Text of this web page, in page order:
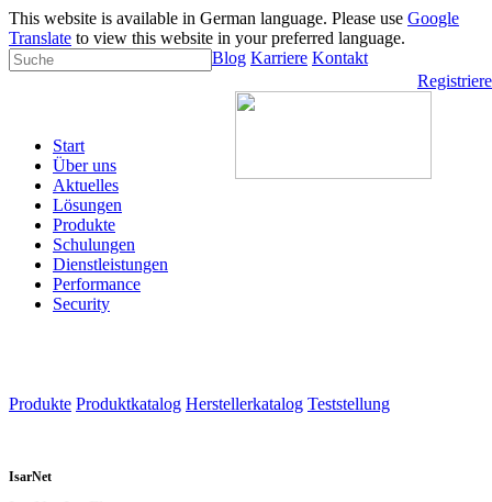
This website is available in German language. Please use Google
Translate to view this website in your preferred language.
Blog Karriere Kontakt
Start
Über uns
Aktuelles
Lösungen
Produkte
Schulungen
Dienstleistungen
Performance
Security
Produkte Produktkatalog Herstellerkatalog Teststellung
IsarNet